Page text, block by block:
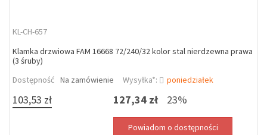
KL-CH-657
Klamka drzwiowa FAM 16668 72/240/32 kolor stal nierdzewna prawa
(3 śruby)
Dostępność Na zamówienie Wysyłka*: poniedziałek
103,53 zł 127,34 zł 23%